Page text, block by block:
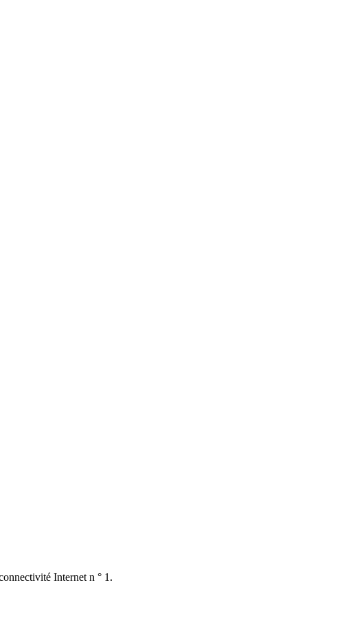
Internet n ° 1.